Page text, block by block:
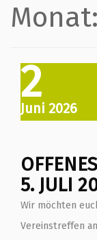
Monat:
2
Juni 2026
5. JULI
Wir möchten
Vereinstreffen